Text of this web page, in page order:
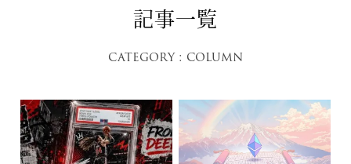
記事一覧
category : column